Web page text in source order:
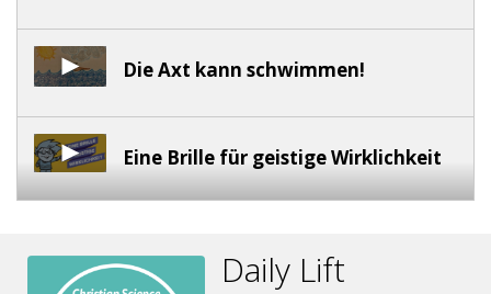
Die Axt kann schwimmen!
Eine Brille für geistige Wirklichkeit
Daily Lift